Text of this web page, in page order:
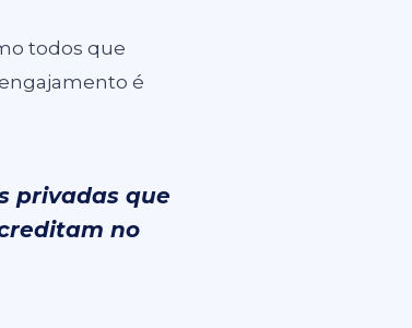
todos que
é
privadas que
no